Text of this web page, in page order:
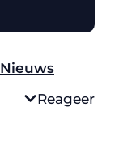
Nieuws
Reageer